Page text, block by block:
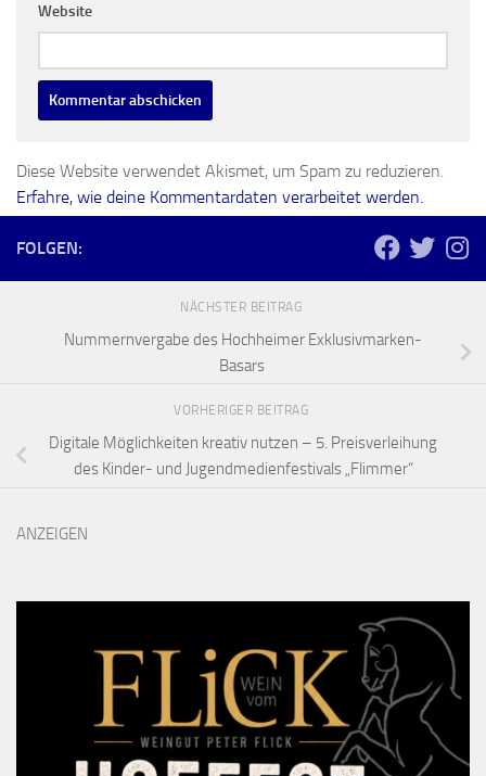
Website
Diese Website verwendet Akismet, um Spam zu reduzieren.
Erfahre, wie deine Kommentardaten verarbeitet werden.
FOLGEN:
NÄCHSTER BEITRAG
Nummernvergabe des Hochheimer Exklusivmarken-
Basars
VORHERIGER BEITRAG
Digitale Möglichkeiten kreativ nutzen – 5. Preisverleihung
des Kinder- und Jugendmedienfestivals „Flimmer“
ANZEIGEN